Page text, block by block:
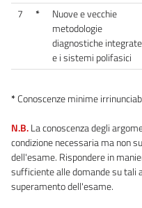
7
*
Nuove e vecchie
metodologie
diagnostiche integrate
e i sistemi polifasici
*Conoscenze minime
N.B.La conoscenza degli
condizione necessaria ma non
dell'esame. Rispondere in
sufficiente alle domande su tali
superamento dell'esame.